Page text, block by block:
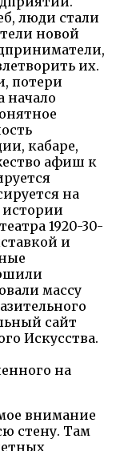
люди стали
новой
их.
потери
начало
кабаре,
афиш к
на
1920-30-
и
массу
сайт
Искусства.
на
внимание
стену. Там